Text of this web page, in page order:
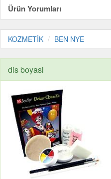
Ürün Yorumları
KOZMETİK BEN NYE
dis boyasi